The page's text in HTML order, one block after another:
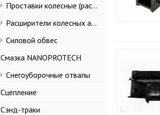
Проставки колесные (расширители колеи)
Расширители колесных арок и брызговики
Силовой обвес
Смазка NANOPROTECH
Снегоуборочные отвалы
Сцепление
Сэнд-траки